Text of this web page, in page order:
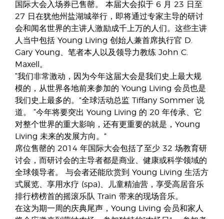
国际大会入场券已售罄。 本届大会拟于 6 月 23 日至
27 日在犹他州盐湖城举行，即将通过专家主导的研讨
会和闻名世界的主讲人激励成千上万的人们。这些主讲
人当中包括 Young Living 创始人兼首席执行官 D.
Gary Young、笔者本人以及领导力教练 John C.
Maxell。
“我们非常激动，因为今年这届大会是我们史上最大规
模的，从世界各地前来参加的 Young Living 会员也是
我们史上最多的。”全球活动总监 Tiffany Sommer 说
道。 “今年将要突出 Young Living 的 20 年传承、它
对整个世界的重大影响，还有更重要的就是，Young
Living 未来的发展方向。”
席位售罄的 2014 年国际大会包括了至少 32 场教育研
讨会，而研讨会的主导者都是商业、健康或科学领域的
全球领导者。 与会者还能欣赏到 Young Living 生活方
式展览、享用水疗 (spa)、儿童精油营，享受高居音乐
排行榜榜首的摇滚乐队 Train 带来的现场音乐。
在这为期一周的庆典尾声，Young Living 会员和家人